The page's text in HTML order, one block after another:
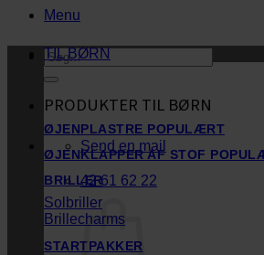
Menu
Søg
efter:
Send en mail
42 61 62 22
TIL BØRN
PRODUKTER TIL BØRN
ØJENPLASTRE
ØJENKLAPPER AF STOF
BRILLER
Solbriller
Brillecharms
STARTPAKKER